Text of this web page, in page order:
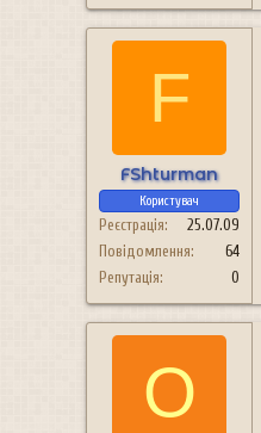
F
FShturman
Користувач
Реєстрація
25.07.09
Повідомлення
64
Репутація
0
O